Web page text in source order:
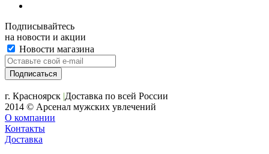
Подписывайтесь
на новости и акции
Новости магазина
г. Красноярск |Доставка по всей России
2014 © Арсенал мужских увлечений
О компании
Контакты
Доставка